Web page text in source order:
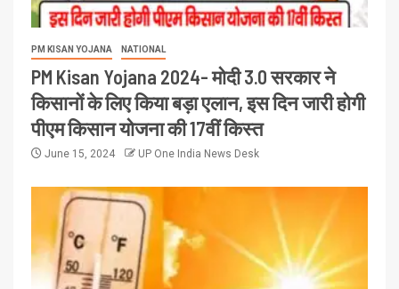
PM KISAN YOJANA NATIONAL
PM Kisan Yojana 2024- मोदी 3.0 सरकार ने
किसानों के लिए किया बड़ा एलान, इस दिन जारी होगी
पीएम किसान योजना की 17वीं किस्त
June 15, 2024 UP One India News Desk